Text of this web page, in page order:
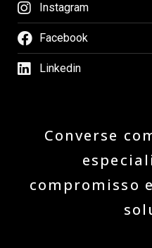
Instagram
Facebook
Linkedin
Converse
compromisso